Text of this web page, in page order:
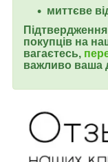
миттєве
покупців на
вагаєтесь,
важливо ваша